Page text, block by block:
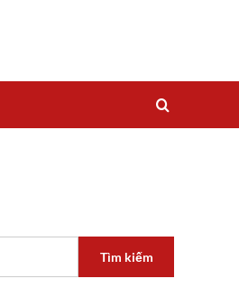
Tìm kiếm